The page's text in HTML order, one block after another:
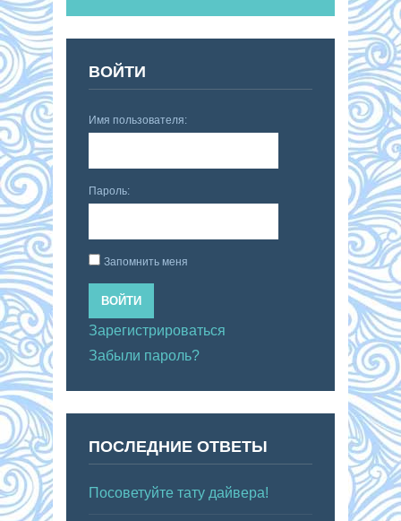
ВОЙТИ
Имя пользователя:
Пароль:
Запомнить меня
ВОЙТИ
Зарегистрироваться
Забыли пароль?
ПОСЛЕДНИЕ ОТВЕТЫ
Посоветуйте тату дайвера!